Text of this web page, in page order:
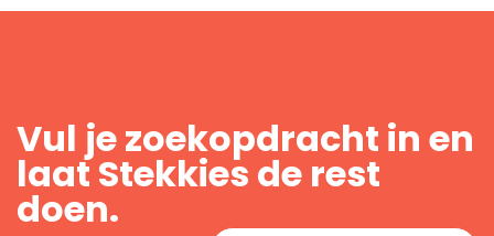
Vul je zoekopdracht in en
laat Stekkies de rest
doen.